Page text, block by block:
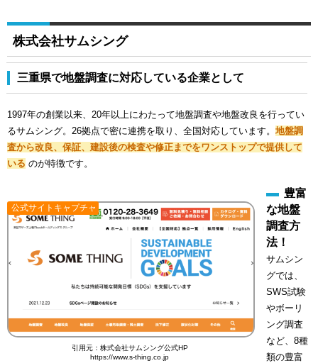
株式会社サムシング
三重県で地盤調査に対応している企業として
1997年の創業以来、20年以上にわたって地盤調査や地盤改良を行ってい
るサムシング。26拠点で密に連携を取り、全国対応しています。 地盤調
査から改良、保証、建設後の検査や修正までをワンストップで提供して
いる のが特徴です。
公式サイトキャプチャ
引用元：株式会社サムシング公式HP
https://www.s-thing.co.jp
豊富
な地盤
調査方
法！
サムシン
グでは、
SWS試験
やボーリ
ング調査
など、8種
類の豊富